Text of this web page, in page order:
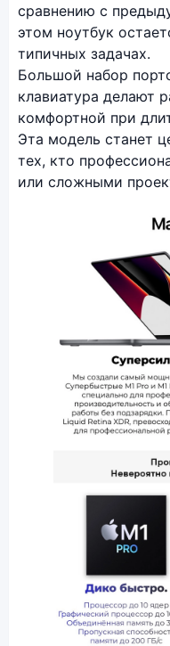
сравнению с
этом ноутбук
типичных задачах.
Большой набор
клавиатура делают
комфортной при
Эта модель станет
тех, кто
или сложными